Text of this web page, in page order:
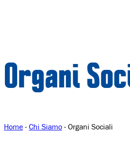
Organi
Home - Chi Siamo - Organi Sociali